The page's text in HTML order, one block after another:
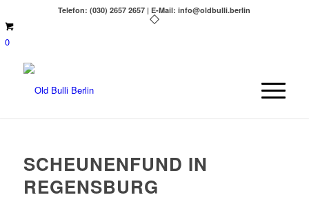
Telefon: (030) 2657 2657 | E-Mail: info@oldbulli.berlin
0
SCHEUNENFUND IN
REGENSBURG